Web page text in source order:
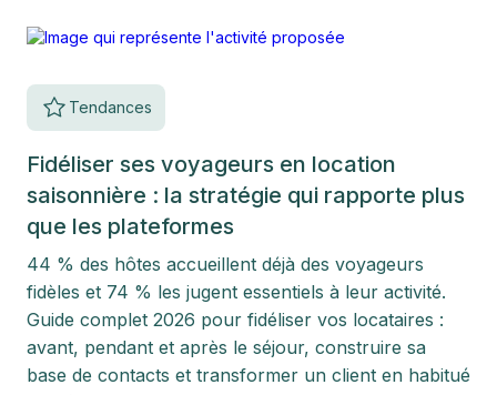
Tendances
Fidéliser ses voyageurs en location
saisonnière : la stratégie qui rapporte plus
que les plateformes
44 % des hôtes accueillent déjà des voyageurs
fidèles et 74 % les jugent essentiels à leur activité.
Guide complet 2026 pour fidéliser vos locataires :
avant, pendant et après le séjour, construire sa
base de contacts et transformer un client en habitué